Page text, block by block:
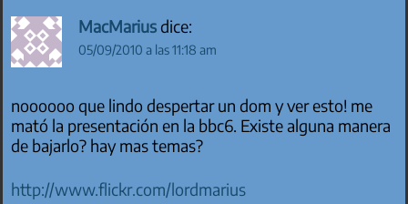
MacMariusdice:
05/09/2010 a las 11:18 am
noooooo que lindo despertar un dom y ver esto! me
mató la presentación en la bbc6. Existe alguna manera
de bajarlo? hay mas temas?
http://www.flickr.com/lordmarius